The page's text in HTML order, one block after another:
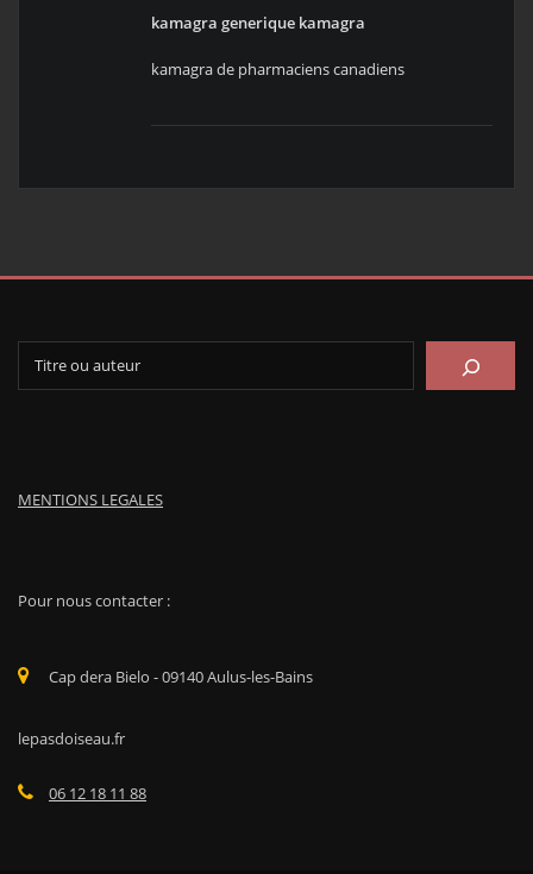
kamagra generique kamagra
kamagra de pharmaciens canadiens
MENTIONS LEGALES
Pour nous contacter :
Cap dera Bielo - 09140 Aulus-les-Bains
lepasdoiseau.fr
06 12 18 11 88